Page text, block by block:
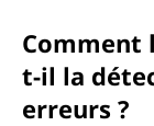
Comment
t-il la
erreurs ?